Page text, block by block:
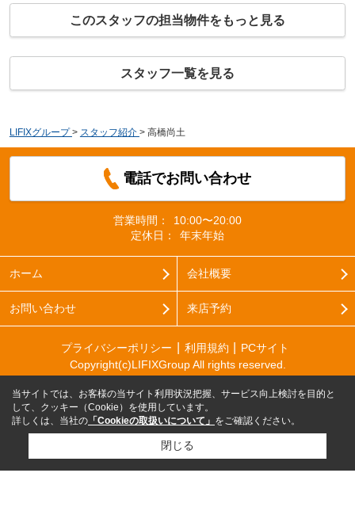
このスタッフの担当物件をもっと見る
スタッフ一覧を見る
LIFIXグループ > スタッフ紹介 > 高橋尚土
電話でお問い合わせ
営業時間：
10:00〜20:00
定休日：
年末年始
ホーム 会社概要
お問い合わせ 来店予約
プライバシーポリシー 利用規約
PCサイト
Copyright(c)LIFIXGroup All rights reserved.
当サイトでは、お客様の当サイト利用状況把握、サービス向上検討を目的と
して、クッキー（Cookie）を使用しています。
詳しくは、当社の 「Cookieの取扱いについて」 をご確認ください。
閉じる